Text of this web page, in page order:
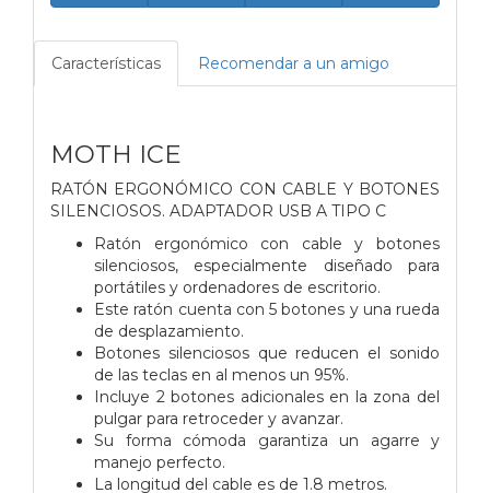
Características Recomendar a un amigo
MOTH ICE
RATÓN ERGONÓMICO CON CABLE Y BOTONES
SILENCIOSOS. ADAPTADOR USB A TIPO C
Ratón ergonómico con cable y botones
silenciosos, especialmente diseñado para
portátiles y ordenadores de escritorio.
Este ratón cuenta con 5 botones y una rueda
de desplazamiento.
Botones silenciosos que reducen el sonido
de las teclas en al menos un 95%.
Incluye 2 botones adicionales en la zona del
pulgar para retroceder y avanzar.
Su forma cómoda garantiza un agarre y
manejo perfecto.
La longitud del cable es de 1.8 metros.